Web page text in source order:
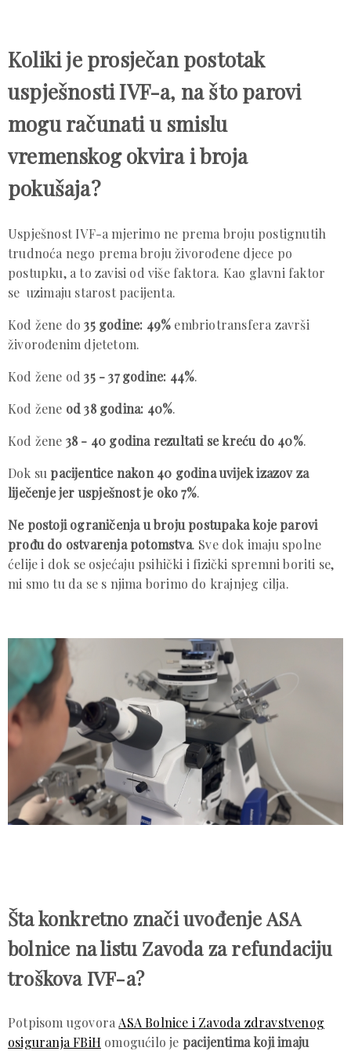
Koliki je prosječan postotak
uspješnosti IVF-a, na što parovi
mogu računati u smislu
vremenskog okvira i broja
pokušaja?
Uspješnost IVF-a mjerimo ne prema broju postignutih
trudnoća nego prema broju živorođene djece po
postupku, a to zavisi od više faktora. Kao glavni faktor
se uzimaju starost pacijenta.
Kod žene do35 godine: 49% embriotransfera završi
živorođenim djetetom.
Kod žene od35 - 37 godine: 44%.
Kod žene od 38 godina: 40%.
Kod žene 38 - 40 godina rezultati se kreću do 40%.
Dok su pacijentice nakon 40 godina uvijek izazov za
liječenje jer uspješnost je oko 7%.
Ne postoji ograničenja u broju postupaka koje parovi
prođu do ostvarenja potomstva. Sve dok imaju spolne
ćelije i dok se osjećaju psihički i fizički spremni boriti se,
mi smo tu da se s njima borimo do krajnjeg cilja.
Šta konkretno znači uvođenje ASA
bolnice na listu Zavoda za refundaciju
troškova IVF-a?
Potpisom ugovora ASA Bolnice i Zavoda zdravstvenog
osiguranja FBiH omogućilo je pacijentima koji imaju